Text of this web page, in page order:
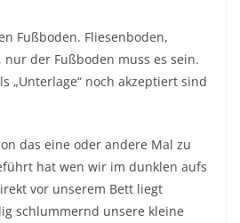
Fußboden. Fliesenboden,
nur der Fußboden muss es sein.
„Unterlage“ noch akzeptiert sind
das eine oder andere Mal zu
hat wen wir im dunklen aufs
vor unserem Bett liegt
schlummernd unsere kleine